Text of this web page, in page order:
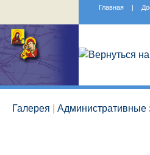
Главная |
Галерея Административные